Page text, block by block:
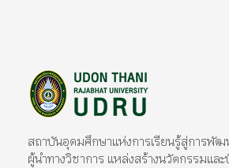
สถาบันอุดมศึกษาแห่งการเรียนรู้สู่การพัฒ
ผู้นำทางวิชาการ แหล่งสร้างนวัตกรรมแ